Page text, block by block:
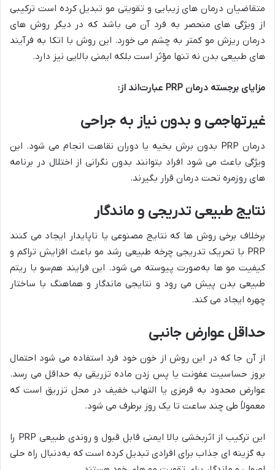
متقاضیان درمان‌ های زیبایی و تقویتی مو تبدیل کرده است ترکیبی
از ویژگی‌ های منحصر به‌ فرد آن می‌ باشد که در دیگر روش‌ های
درمان ریزش مو کمتر به‌ چشم می‌ خورد. این روش با اتکا به فرآیند
های طبیعی بدن نه‌ تنها مؤثر است بلکه ایمنی بالایی نیز دارد.
مزایای برجسته درمان عبارت‌اند از:
غیرتهاجمی و بدون نیاز به جراحی
درمان PRP بدون برش بخیه یا دوران نقاهت انجام می‌ شود. این
ویژگی باعث می‌ شود افراد بتوانند بدون نگرانی از اختلال در برنامه‌
های روزمره تحت درمان قرار بگیرند.
نتایج طبیعی تدریجی و ماندگار
برخلاف برخی روش‌ ها که نتایج مصنوعی یا ناپایدار ایجاد می‌ کنند
PRP با تحریک تدریجی چرخه طبیعی رشد مو باعث افزایش تراکم و
کیفیت مو ها به‌صورت پیوسته می‌ شود. این فرایند هم‌سو با ریتم
طبیعی بدن پیش می‌ رود و نتایجی ماندگار و هماهنگ با ساختار
چهره ایجاد می‌ کند.
حداقل عوارض جانبی
از آن‌ جا که در این روش از خون خود فرد استفاده می‌ شود احتمال
بروز حساسیت عفونت یا پس‌ زدن ماده تزریقی به حداقل می‌ رسد.
عوارض محدود به قرمزی یا التهاب خفیف در محل تزریق است که
معمولاً طی چند ساعت تا یک روز برطرف می‌ شود.
این ترکیب از اثربخشی بالا ایمنی قابل‌ قبول و روندی طبیعی PRP را
به گزینه‌ ای جذاب برای افرادی تبدیل کرده است که به‌دنبال راه‌ حلی